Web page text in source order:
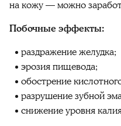
на кожу — можно
Побочные эффекты:
раздражение желудка;
эрозия пищевода;
обострение
разрушение зубной
снижение уровня